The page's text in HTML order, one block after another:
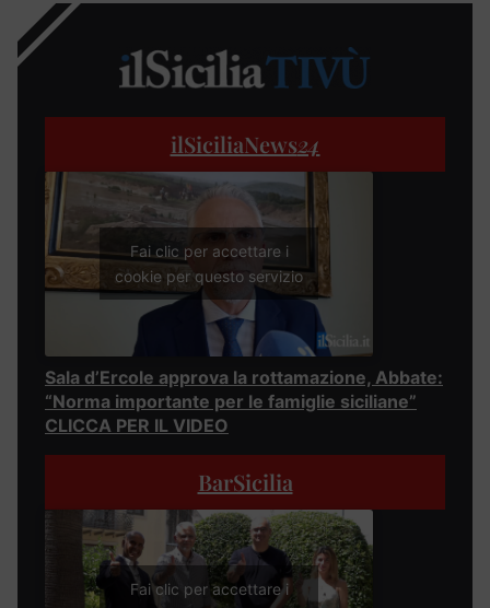
ilSiciliaNews24
Fai clic per accettare i
cookie per questo servizio
Sala d’Ercole approva la rottamazione, Abbate:
“Norma importante per le famiglie siciliane”
CLICCA PER IL VIDEO
BarSicilia
Fai clic per accettare i